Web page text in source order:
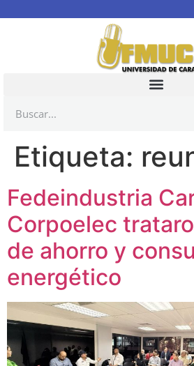
Etiqueta:
Fedeindustria
Corpoelec
de ahorro y
energético